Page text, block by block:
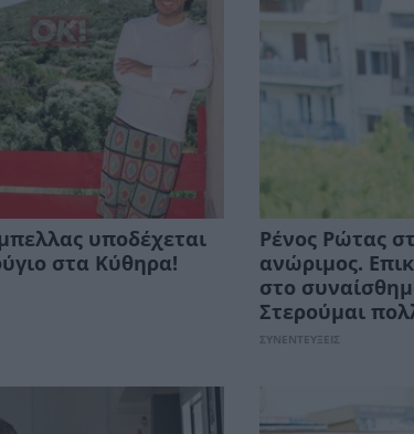
υποδέχεται
στα Κύθηρα!
Ρένος Ρώτας
ανώριμος.
στο
Στερούμαι
ΣΥΝΕΝΤΕΥΞΕΙΣ